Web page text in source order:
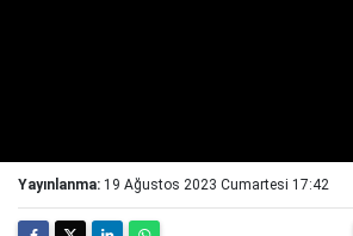
Yayınlanma: 19 Ağustos 2023 Cumartesi 17:42